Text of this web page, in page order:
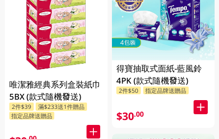
唯潔雅經典系列盒裝紙巾
5BX (款式隨機發送)
2件$39
滿$233送1件贈品
指定品牌送贈品
得寶抽取式面紙-藍風鈴
4PK (款式隨機發送)
2件$50 指定品牌送贈品
$30.00